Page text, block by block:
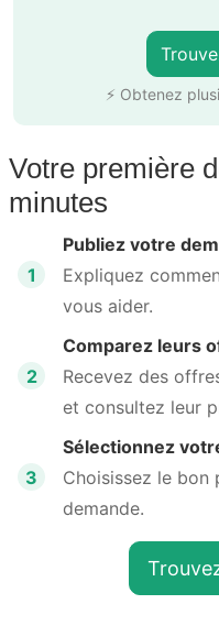
⚡ Obtenez
Votre première
minutes
1
Publiez votre
Expliquez
vous aider.
2
Comparez leurs
Recevez des
et consultez leur
3
Sélectionnez
Choisissez le
demande.